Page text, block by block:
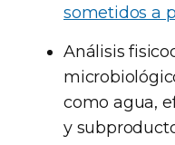
sometidos a
Análisis
como agua,
y